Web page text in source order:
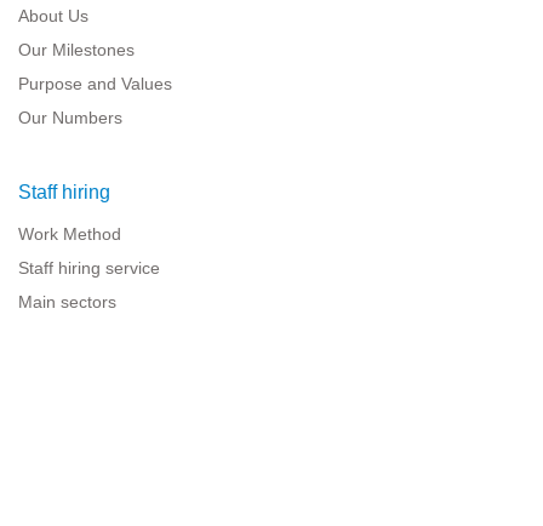
About Us
Our Milestones
Purpose and Values
Our Numbers
Staff hiring
Work Method
Staff hiring service
Main sectors